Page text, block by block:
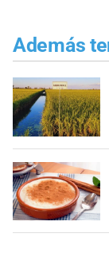
Además